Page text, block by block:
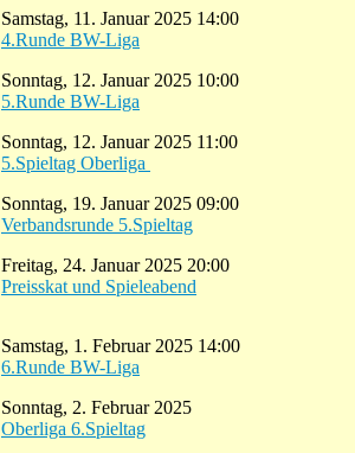
Samstag, 11. Januar 2025 14:00
4.Runde BW-Liga
Sonntag, 12. Januar 2025 10:00
5.Runde BW-Liga
Sonntag, 12. Januar 2025 11:00
5.Spieltag Oberliga
Sonntag, 19. Januar 2025 09:00
Verbandsrunde 5.Spieltag
Freitag, 24. Januar 2025 20:00
Preisskat und Spieleabend
Samstag, 1. Februar 2025 14:00
6.Runde BW-Liga
Sonntag, 2. Februar 2025
Oberliga 6.Spieltag